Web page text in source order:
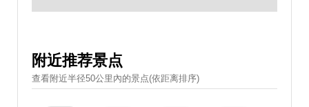
附近推荐景点
查看附近半径50公里內的景点(依距离排序)